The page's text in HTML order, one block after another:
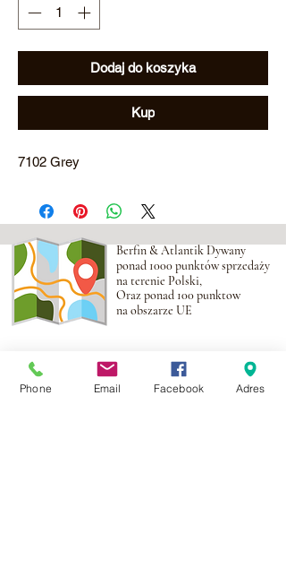
Dodaj do koszyka
Kup
7102 Grey
Berfin & Atlantik Dywany
ponad 1000 punktów sprzedaży
na terenie Polski,
Oraz ponad 100 punktow
na obszarze UE
Al. Krakowska 2,
Wola Mrokowska 05-552
Phone Email Facebook Adres